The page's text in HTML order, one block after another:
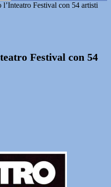
Festival con 54 artisti
Festival con 54